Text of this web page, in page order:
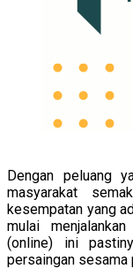
Dengan peluang
masyarakat
kesempatan yang
mulai
(online) ini
persaingan